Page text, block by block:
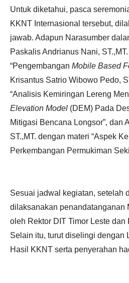
Untuk diketahui, pasca
KKNT Internasional tersebut,
jawab. Adapun Narasumber
Paskalis Andrianus Nani,
“Pengembangan Mobile Based
Krisantus Satrio Wibowo Pedo,
“Analisis Kemiringan Lereng
Elevation Model (DEM) Pada
Mitigasi Bencana Longsor”, dan
ST.,MT. dengan materi “Aspek
Perkembangan Permukiman
Sesuai jadwal kegiatan, setelah
dilaksanakan penandatanganan
oleh Rektor DIT Timor Leste
Selain itu, turut diselingi dengan
Hasil KKNT serta penyerahan